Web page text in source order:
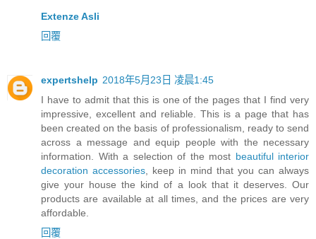
Extenze Asli
回覆
expertshelp 2018年5月23日 凌晨1:45
I have to admit that this is one of the pages that I find very
impressive, excellent and reliable. This is a page that has
been created on the basis of professionalism, ready to send
across a message and equip people with the necessary
information. With a selection of the most beautiful interior
decoration accessories , keep in mind that you can always
give your house the kind of a look that it deserves. Our
products are available at all times, and the prices are very
affordable.
回覆